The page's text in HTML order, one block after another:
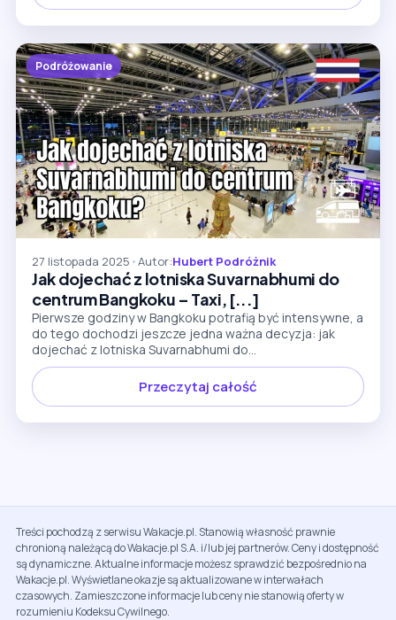
Podróżowanie
27 listopada 2025 •Autor:Hubert Podróżnik
Jak dojechać z lotniska Suvarnabhumi do
centrum Bangkoku – Taxi, [...]
Pierwsze godziny w Bangkoku potrafią być intensywne, a
do tego dochodzi jeszcze jedna ważna decyzja: jak
dojechać z lotniska Suvarnabhumi do...
Przeczytaj całość
Treści pochodzą z serwisu Wakacje.pl. Stanowią własność prawnie
chronioną należącą do Wakacje.pl S.A. i/lub jej partnerów. Ceny i dostępność
są dynamiczne. Aktualne informacje możesz sprawdzić bezpośrednio na
Wakacje.pl. Wyświetlane okazje są aktualizowane w interwałach
czasowych. Zamieszczone informacje lub ceny nie stanowią oferty w
rozumieniu Kodeksu Cywilnego.